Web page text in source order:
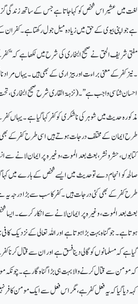
لغت میں عشیر اس شخص کو کہا جاتا ہے جس کے ساتھ زندگی
ہے جو اپنی بیوی کے حق میں زیادہ میل جول رکھتا ہے ۔ کفران
مفتی شریف الحق نے صحیح البخاری کی شرح میں لکھا ہے کہ
۔ نیز کفر کے معنی براءت اور بیزاری کے بھی ہیں ۔یہاں
احسان شناسی واجب ہے ’’۔ (نزہۃ القاری شرح صحیح البخاری ،
مذکورہ حدیث میں شوہر کی ناشکری کو کفر کہا گیا ہے ۔یہاں
طرح ایمان کے مختلف درجات ہوتے ہیں اسی طرح کفر کے بھی
کتابوں ، حشر و نشر ، بعث بعد الموت، وغیرہ پر ایمان
صالحہ کو انجام دے تو حدیث میں ایسے شخص کے بارے میں کہا
طرح کفر کے بھی کئی درجات ہیں ۔کفر کا سب سے بڑا درجہ یہ ہے
بعث بعد الموت، وغیرہ پر ایمان لانے سے انکار کرے
ہوتا ہے۔ جو گناہ بہت بڑا ہوتا ہے اور اللہ تعالی کے نزدیک
گیا ہے کہ مسلمانوں کو گالی دینا فسق ہے اور ان سے قتال کرنا
کہ مومن سے قتال کرنے والا بہت ہی بڑا گناہ گار ہے ۔چونکہ
کہہ دیا گیا کہ یہ فعل کفر ہے ، مگر اس فعل سے ایک مومن کافر